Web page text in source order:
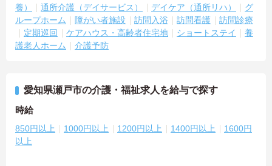
養）
通所介護（デイサービス） デイケア（通所リハ）
グ
ループホーム
障がい者施設 訪問入浴 訪問看護
訪問診療
定期巡回
ケアハウス・高齢者住宅地 ショートステイ
養
護老人ホーム
介護予防
愛知県瀬戸市の介護・福祉求人を給与で探す
時給
850円以上 1000円以上 1200円以上 1400円以上
1600円
以上